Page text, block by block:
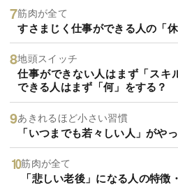
筋肉が全て
すさまじく仕事ができる人の「
地頭スイッチ
仕事ができない人はまず「スキ
できる人はまず「何」をする？
あきれるほど小さい習慣
「いつまでも若々しい人」がや
筋肉が全て
「悲しい老後」になる人の特徴